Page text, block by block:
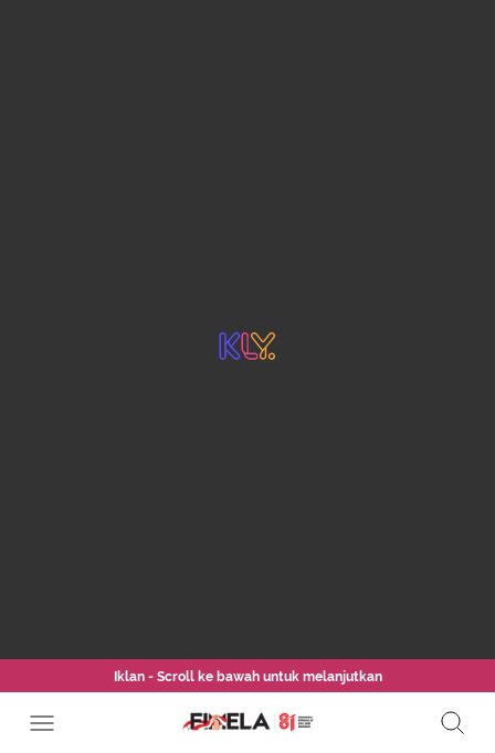
Iklan - Scroll ke bawah untuk melanjutkan